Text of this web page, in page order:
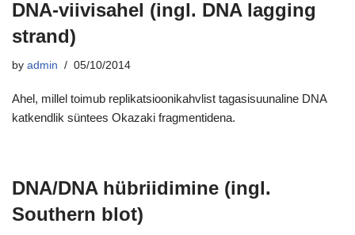
DNA-viivisahel (ingl. DNA lagging
strand)
by admin 05/10/2014
Ahel, millel toimub replikatsioonikahvlist tagasisuunaline DNA
katkendlik süntees Okazaki fragmentidena.
DNA/DNA hübriidimine (ingl.
Southern blot)